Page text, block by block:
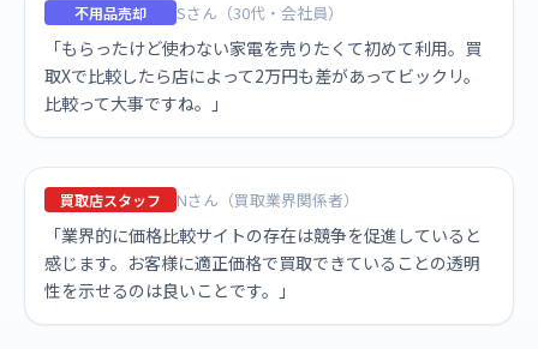
不用品売却 Sさん（30代・会社員）
「もらったけど使わない家電を売りたくて初めて利用。買
取Xで比較したら店によって2万円も差があってビックリ。
比較って大事ですね。」
買取店スタッフ Nさん（買取業界関係者）
「業界的に価格比較サイトの存在は競争を促進していると
感じます。お客様に適正価格で買取できていることの透明
性を示せるのは良いことです。」